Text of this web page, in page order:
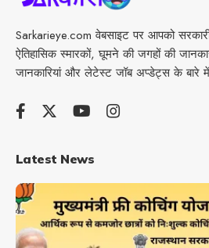
Sarkarieye.com वेबसाइट पर आपको
ऐतिहासिक स्मारकों, घूमने की जगहों की
जानकारियां और लेटेस्ट जॉब अप्डेट्स के बारे
Latest News